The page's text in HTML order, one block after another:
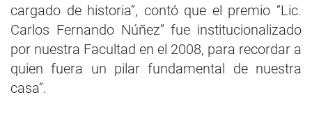
cargado de historia”, contó que el premio “Lic.
Carlos Fernando Núñez” fue institucionalizado
por nuestra Facultad en el 2008, para recordar a
quien fuera un pilar fundamental de nuestra
casa”.